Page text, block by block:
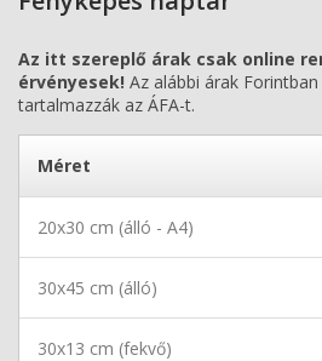
Az itt szereplő árak csak online
érvényesek! Az alábbi árak
tartalmazzák az ÁFA-t.
Méret
20x30 cm (álló - A4)
30x45 cm (álló)
30x13 cm (fekvő)